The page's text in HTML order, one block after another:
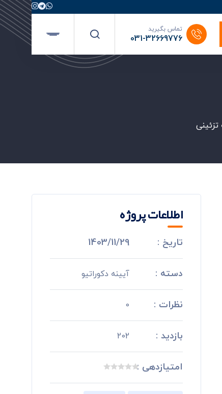
تماس بگیرید
031-32669776
تزئینی
اطلاعات پروژه
تاریخ : 1403/11/29
دسته : آیینه دکوراتیو
نظرات : 0
بازدید : 202
امتیازدهی :